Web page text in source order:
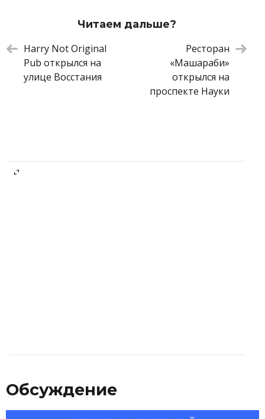
Читаем дальше?
Harry Not Original
Pub открылся на
улице Восстания
Ресторан
«Машараби»
открылся на
проспекте Науки
Обсуждение